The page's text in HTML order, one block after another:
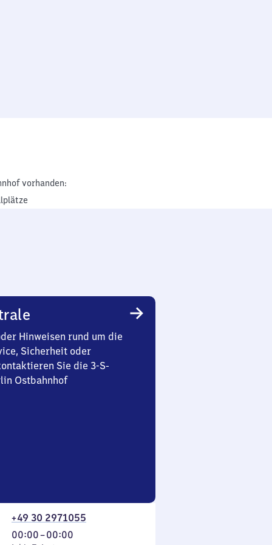
vorhanden:
Hinweisen rund um die
Sicherheit oder
Sie die 3-S-
Ostbahnhof
+49 30 2971055
00:00–00:00
Von